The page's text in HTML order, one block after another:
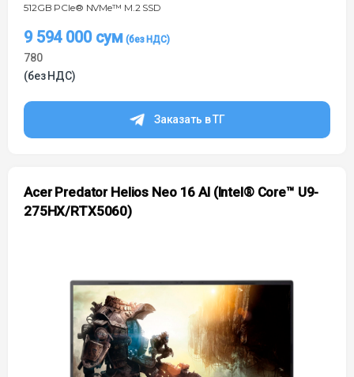
512GB PCIe® NVMe™ M.2 SSD
9 594 000 сум
780
(без НДС)
Заказать в ТГ
Acer Predator Helios Neo 16 AI (Intel® Core™ U9-
275HX/RTX5060)